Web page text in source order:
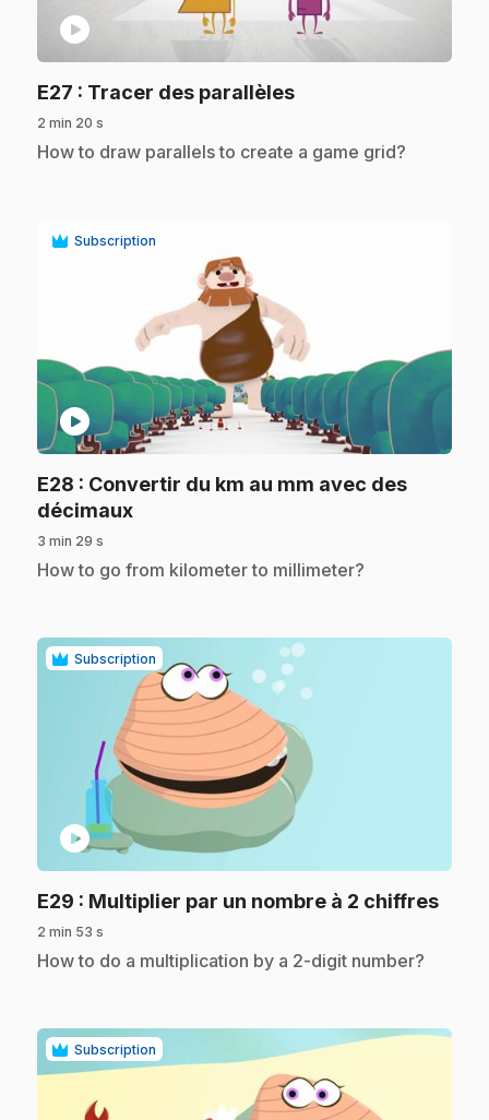
play_circle
E27 : Tracer des parallèles.
2 min 20 s
.How to draw parallels to create a game grid?
Subscription
play_circle
E28 : Convertir du km au mm avec des
décimaux.
3 min 29 s
.How to go from kilometer to millimeter?
Subscription
play_circle
E29 : Multiplier par un nombre à 2 chiffres.
2 min 53 s
.How to do a multiplication by a 2-digit number?
Subscription